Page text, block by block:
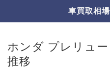
車買取相
ホンダ プレリュ
推移